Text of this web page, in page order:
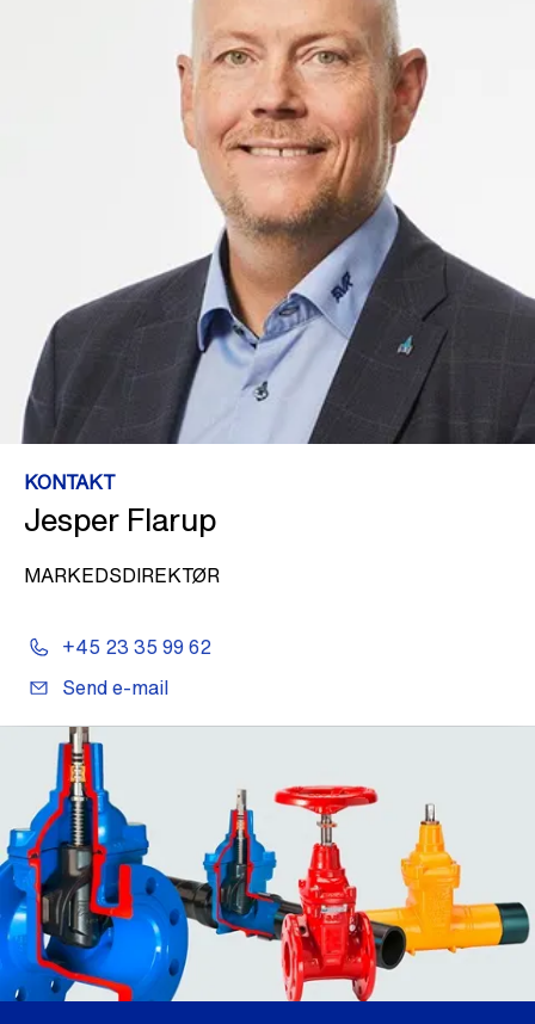
KONTAKT
Jesper Flarup
MARKEDSDIREKTØR
+45 23 35 99 62
Send e-mail